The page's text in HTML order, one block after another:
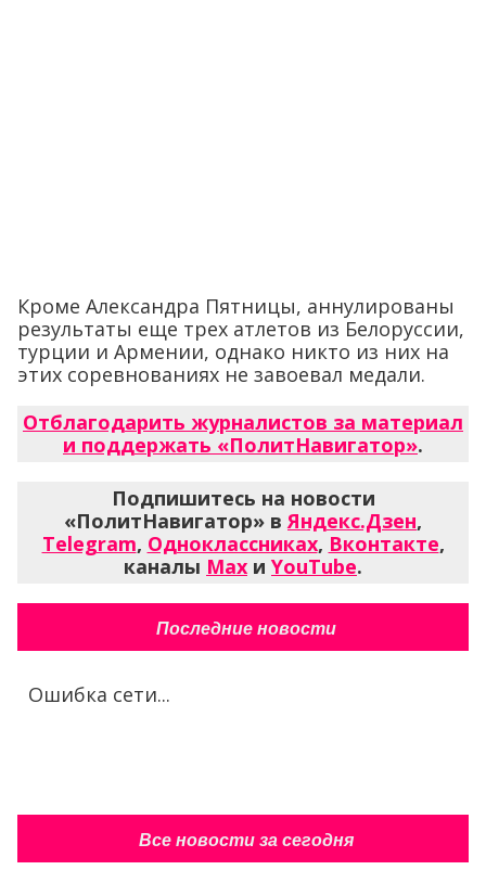
Кроме Александра Пятницы, аннулированы
результаты еще трех атлетов из Белоруссии,
турции и Армении, однако никто из них на
этих соревнованиях не завоевал медали.
Отблагодарить журналистов за материал
и поддержать «ПолитНавигатор».
Подпишитесь на новости
«ПолитНавигатор» в Яндекс.Дзен,
Telegram, Одноклассниках, Вконтакте,
каналы Max и YouTube.
Последние новости
Ошибка сети...
Все новости за сегодня